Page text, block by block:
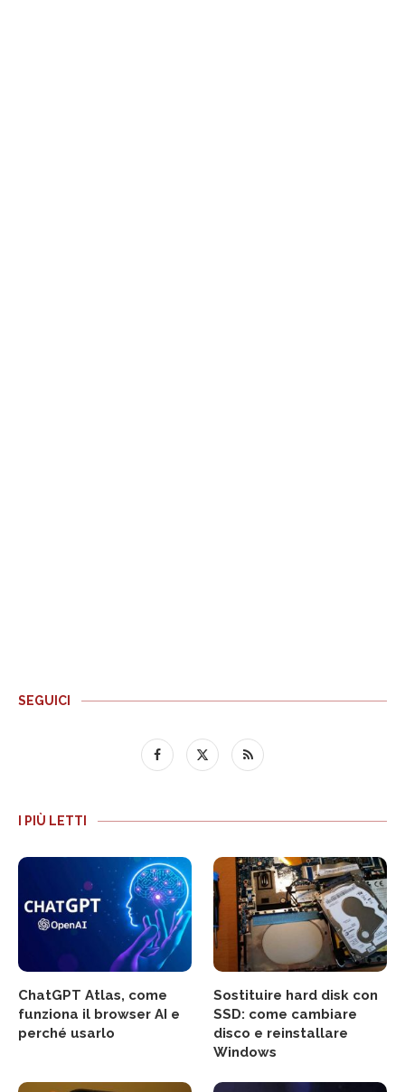
SEGUICI
I PIÙ LETTI
ChatGPT Atlas, come
funziona il browser AI e
perché usarlo
Sostituire hard disk con
SSD: come cambiare
disco e reinstallare
Windows